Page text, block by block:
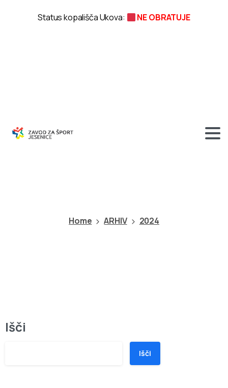
Home ARHIV 2024
Išči
Išči
Status kopališča Ukova: NE OBRATUJE